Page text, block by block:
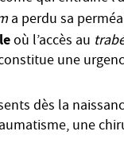
a perdu sa
où l’accès au
une
dès la
une